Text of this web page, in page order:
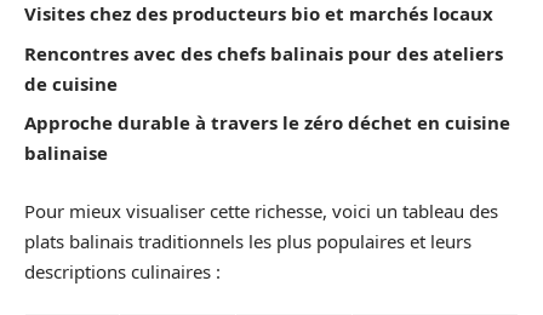
Visites chez des producteurs bio et marchés locaux
Rencontres avec des chefs balinais pour des ateliers
de cuisine
Approche durable à travers le zéro déchet en cuisine
balinaise
Pour mieux visualiser cette richesse, voici un tableau des
plats balinais traditionnels les plus populaires et leurs
descriptions culinaires :